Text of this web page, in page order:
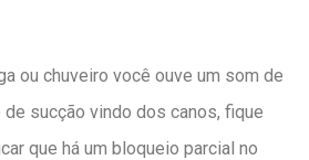
ou chuveiro você ouve um som de
de sucção vindo dos canos, fique
que há um bloqueio parcial no